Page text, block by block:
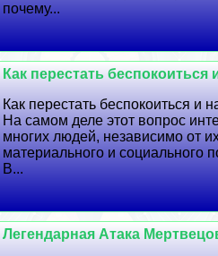
почему...
Как перестать беспокоиться
Как перестать беспокоиться и
На самом деле этот вопрос
многих людей, независимо от
материального и социального
В...
Легендарная Атака